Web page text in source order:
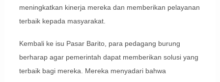
meningkatkan kinerja mereka dan memberikan pelayanan
terbaik kepada masyarakat.
Kembali ke isu Pasar Barito, para pedagang burung
berharap agar pemerintah dapat memberikan solusi yang
terbaik bagi mereka. Mereka menyadari bahwa